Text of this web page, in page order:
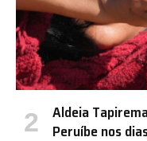
Aldeia
Peruíbe nos